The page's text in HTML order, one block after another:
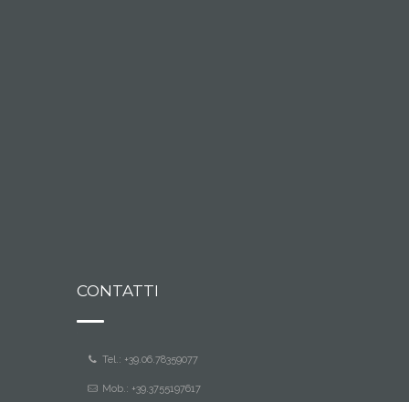
CONTATTI
Tel.: +39.06.78359077
Mob.: +39.3755197617